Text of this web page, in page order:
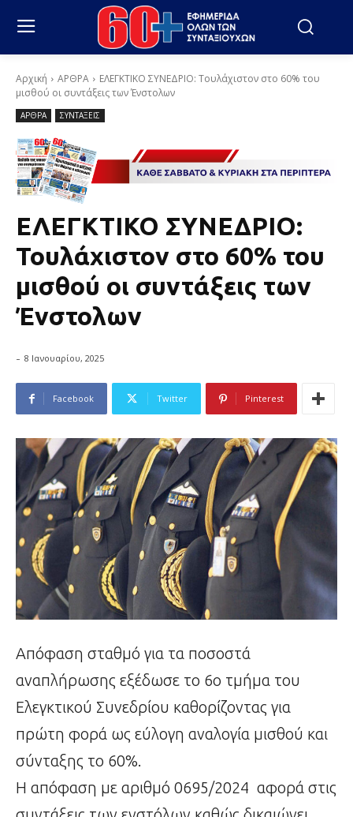
Αρχική ΑΡΘΡΑ
ΕΛΕΓΚΤΙΚΟ ΣΥΝΕΔΡΙΟ: Τουλάχιστον στο 60% του
μισθού οι συντάξεις των Ένστολων
ΑΡΘΡΑ ΣΥΝΤΑΞΕΙΣ
ΕΛΕΓΚΤΙΚΟ ΣΥΝΕΔΡΙΟ:
Τουλάχιστον στο 60% του
μισθού οι συντάξεις των
Ένστολων
- 8 Ιανουαρίου, 2025
Facebook Twitter Pinterest
Απόφαση σταθμό για τα ποσοστά
αναπλήρωσης εξέδωσε το 6ο τμήμα του
Ελεγκτικού Συνεδρίου καθορίζοντας για
πρώτη φορά ως εύλογη αναλογία μισθού και
σύνταξης το 60%.
Η απόφαση με αριθμό 0695/2024 αφορά στις